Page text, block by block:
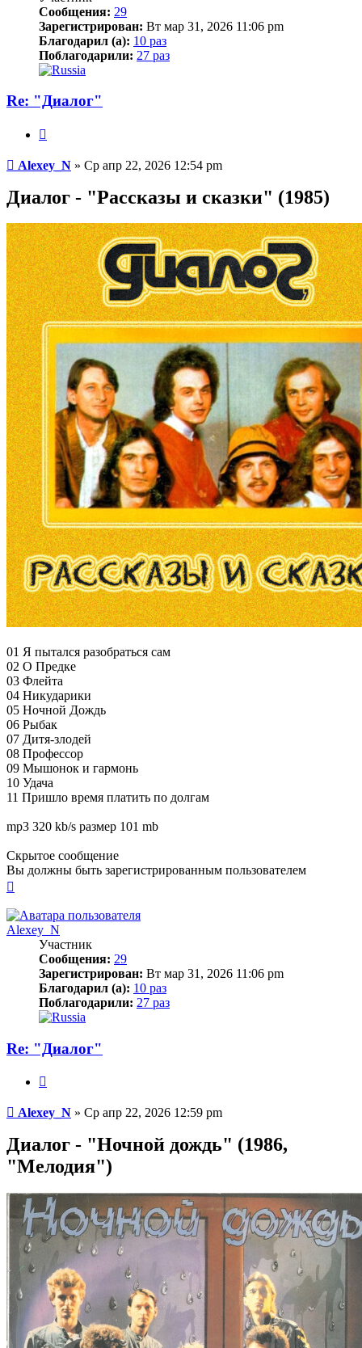
Сообщения: 29
Зарегистрирован: Вт мар 31, 2026 11:06 pm
Благодарил (а): 10 раз
Поблагодарили: 27 раз
Re: "Диалог"
Сообщение
Alexey_N » Ср апр 22, 2026 12:54 pm
Диалог - "Рассказы и сказки" (1985)
01 Я пытался разобраться сам
02 О Предке
03 Флейта
04 Никударики
05 Ночной Дождь
06 Рыбак
07 Дитя-злодей
08 Профессор
09 Мышонок и гармонь
10 Удача
11 Пришло время платить по долгам
mp3 320 kb/s размер 101 mb
Скрытое сообщение
Вы должны быть зарегистрированным пользователем
началу
Alexey_N
Участник
Сообщения: 29
Зарегистрирован: Вт мар 31, 2026 11:06 pm
Благодарил (а): 10 раз
Поблагодарили: 27 раз
Re: "Диалог"
Сообщение
Alexey_N » Ср апр 22, 2026 12:59 pm
Диалог - "Ночной дождь" (1986,
"Мелодия")